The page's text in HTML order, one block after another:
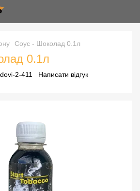
Соус - Шоколад 0.1л
0.1л
2-411 Написати відгук